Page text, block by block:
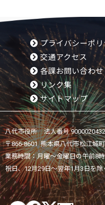
プライバシーポリ
交通アクセス
各課お問い合わせ
リンク集
サイトマップ
八代市役所 法人番号
〒866-8601 熊本県八代市松江城
業務時間：月曜～金曜日の午前8
祝日、12月29日～翌年1月3日を除